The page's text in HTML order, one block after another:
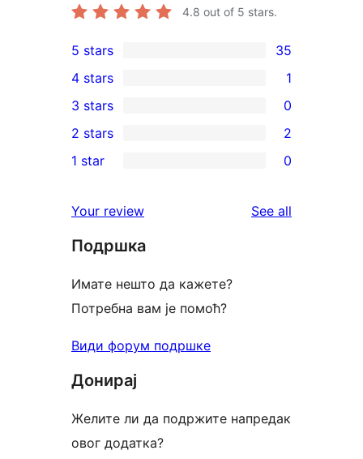
4.8 out of 5 stars.
35
5-
star
reviews
5 stars 35
4-
star
review
4 stars 1
0
3-
star
3 stars 0
2-
reviews
2 stars 2
star
reviews
1 star 0
Your review See all
Подршка
Имате нешто да кажете?
Потребна вам је помоћ?
Види форум подршке
Донирај
Желите ли да подржите напредак
овог додатка?